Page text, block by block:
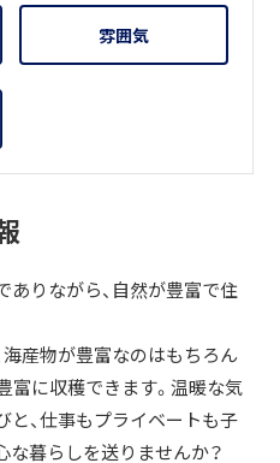
雰囲気
ありながら、自然が豊富で住
海産物が豊富なのはもちろん
富に収穫できます。温暖な気
と、仕事もプライベートも子
な暮らしを送りませんか？